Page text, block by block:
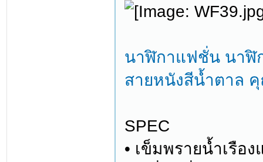
นาฬิกาแฟชั่น นาฬิ
สายหนังสีน้ำตาล
SPEC
• เข็มพรายน้ำเรือง